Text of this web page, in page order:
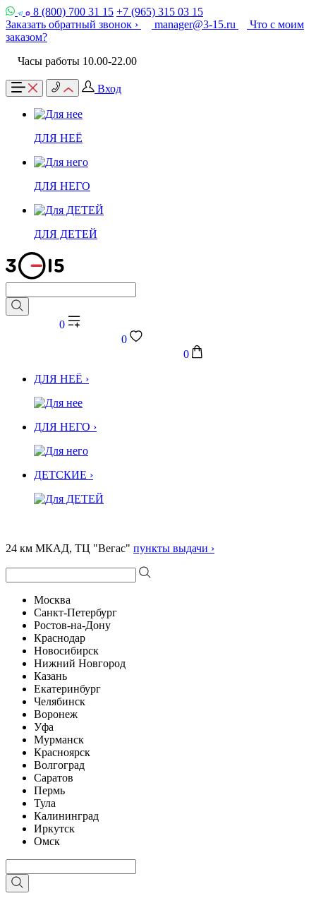
8 (800) 700 31 15 +7 (965) 315 03 15
Заказать обратный звонок ›
manager@3-15.ru
Что с моим
заказом?
Часы работы 10.00-22.00
Вход
ДЛЯ НЕЁ
ДЛЯ НЕГО
ДЛЯ ДЕТЕЙ
0
0
0
ДЛЯ НЕЁ ›
ДЛЯ НЕГО ›
ДЕТСКИЕ ›
24 км МКАД, ТЦ "Вегас" пункты выдачи ›
Москва
Санкт-Петербург
Ростов-на-Дону
Краснодар
Новосибирск
Нижний Новгород
Казань
Екатеринбург
Челябинск
Воронеж
Уфа
Мурманск
Красноярск
Волгоград
Саратов
Пермь
Тула
Калининград
Иркутск
Омск